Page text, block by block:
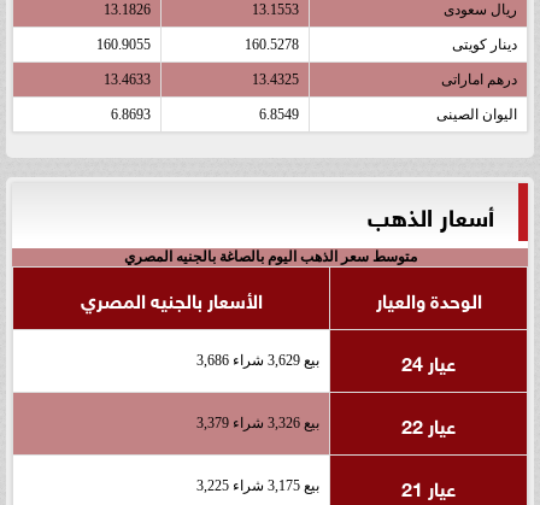
ريال سعودى 13.1553
13.1826
دينار كويتى 160.5278
160.9055
درهم اماراتى 13.4325
13.4633
اليوان الصينى 6.8549
6.8693
أسعار الذهب
متوسط سعر الذهب اليوم بالصاغة بالجنيه المصري
الوحدة والعيار
الأسعار بالجنيه المصري
عيار 24
بيع 3,629 شراء 3,686
عيار 22 بيع 3,326 شراء 3,379
عيار 21 بيع 3,175 شراء 3,225